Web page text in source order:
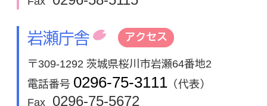
岩瀬庁舎 アクセス
〒309-1292 茨城県桜川市岩瀬64番地2
電話番号 0296-75-3111 （代表）
Fax
0296-75-5672